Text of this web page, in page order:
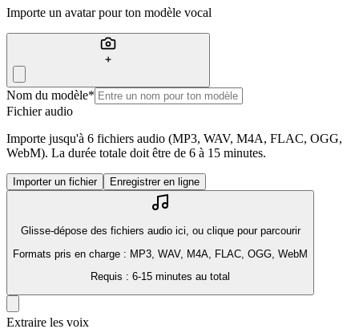
Importe un avatar pour ton modèle vocal
Nom du modèle*
Fichier audio
Importe jusqu'à 6 fichiers audio (MP3, WAV, M4A, FLAC, OGG,
WebM). La durée totale doit être de 6 à 15 minutes.
Importer un fichier Enregistrer en ligne
Glisse-dépose des fichiers audio ici, ou clique pour parcourir
Formats pris en charge : MP3, WAV, M4A, FLAC, OGG, WebM
Requis : 6-15 minutes au total
Extraire les voix